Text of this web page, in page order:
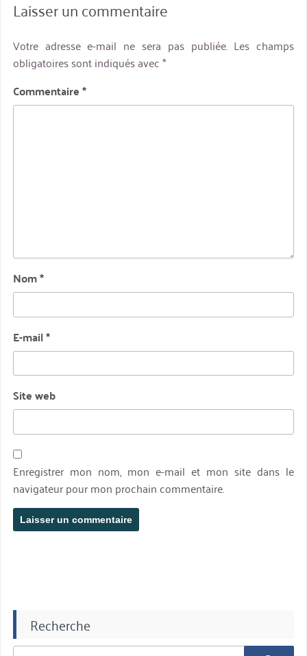
Laisser un commentaire
Votre adresse e-mail ne sera pas publiée. Les champs
obligatoires sont indiqués avec*
Commentaire*
Nom*
E-mail*
Site web
Enregistrer mon nom, mon e-mail et mon site dans le
navigateur pour mon prochain commentaire.
Recherche